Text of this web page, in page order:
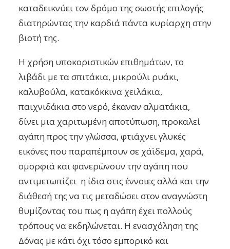
καταδεικνύει τον δρόμο της σωστής επιλογής
διατηρώντας την καρδιά πάντα κυρίαρχη στην
βιοτή της.
Η χρήση υποκοριστικών επιθημάτων, το
λιβάδι με τα σπιτάκια, μικρούλι ρυάκι,
καλυβούλα, κατακόκκινα χειλάκια,
παιχνιδάκια στο νερό, έκαναν αλματάκια,
δίνει μια χαριτωμένη αποτύπωση, προκαλεί
αγάπη προς την γλώσσα, φτιάχνει γλυκές
εικόνες που παραπέμπουν σε χάϊδεμα, χαρά,
ομορφιά και φανερώνουν την αγάπη που
αντιμετωπίζει η ίδια στις έννοιες αλλά και την
διάθεσή της να τις μεταδώσει στον αναγνώστη
θυμίζοντας του πως η αγάπη έχει πολλούς
τρόπους να εκδηλώνεται. Η ενασχόληση της
Δόνας με κάτι όχι τόσο εμπορικό και